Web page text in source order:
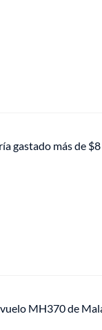
gastado más de
MH370 de